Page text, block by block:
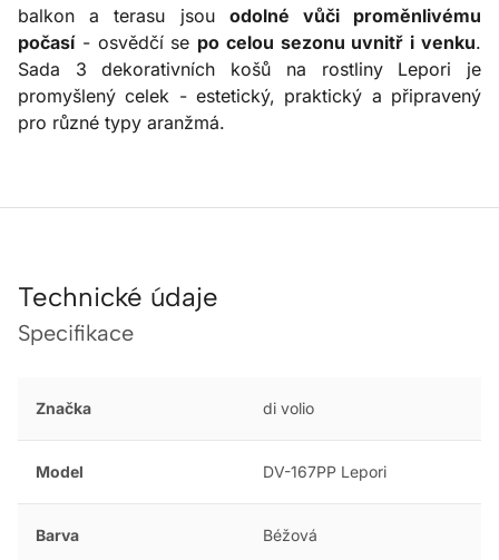
balkon a terasu jsou odolné vůči proměnlivému
počasí- osvědčí se po celou sezonu uvnitř i venku.
Sada 3 dekorativních košů na rostliny Lepori je
promyšlený celek - estetický, praktický a připravený
pro různé typy aranžmá.
Technické údaje
Specifikace
Značka di volio
Model DV-167PP Lepori
Barva Béžová